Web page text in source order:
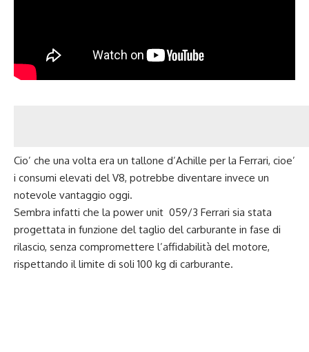
Cio’ che una volta era un tallone d’Achille per la Ferrari, cioe’
i consumi elevati del V8, potrebbe diventare invece un
notevole vantaggio oggi.
Sembra infatti che la power unit 059/3 Ferrari sia stata
progettata in funzione del taglio del carburante in fase di
rilascio, senza compromettere l’affidabilità del motore,
rispettando il limite di soli 100 kg di carburante.